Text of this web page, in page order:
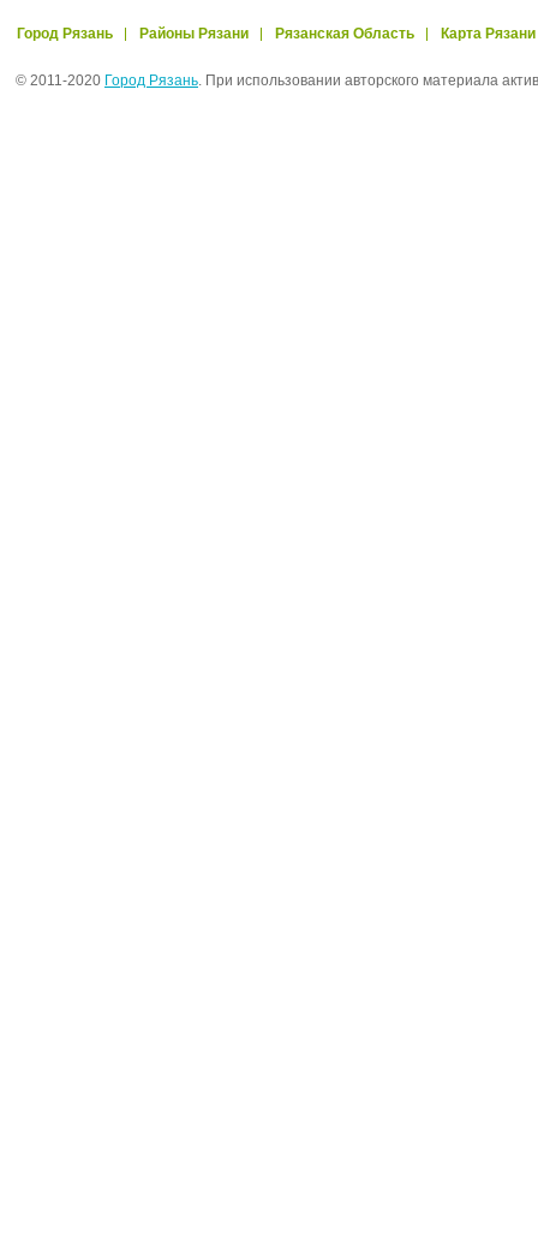
Город Рязань Районы Рязани Рязанская Область Карта Рязани
© 2011-2020 Город Рязань. При использовании авторского материала